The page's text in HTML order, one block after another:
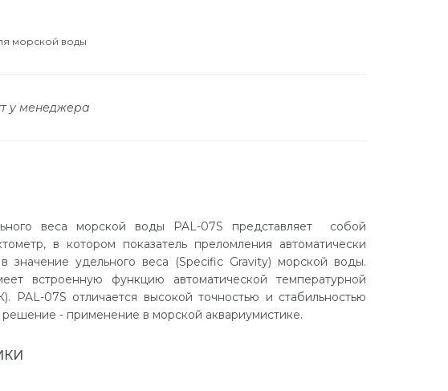
морской воды
у менеджера
веса морской воды PAL-07S представляет собой
в котором показатель преломления автоматически
в значение удельного веса (Specific Gravity) морской воды.
встроенную функцию автоматической температурной
PAL-07S отличается высокой точностью и стабильностью
- применение в морской аквариумистике.